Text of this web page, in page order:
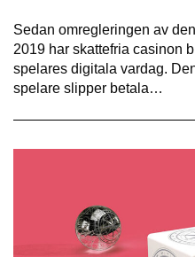
Sedan omregleringen av
2019 har skattefria casinon
spelares digitala vardag.
spelare slipper betala…